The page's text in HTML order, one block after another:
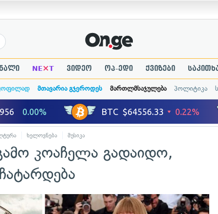
NE×T ვიდეო ოპ-ედი ქვიზები
მთავარია გჯეროდეს მართლმსაჯულება პოლიტიკა
ხელოვნება მუსიკა
კოაჩელა გადაიდო,